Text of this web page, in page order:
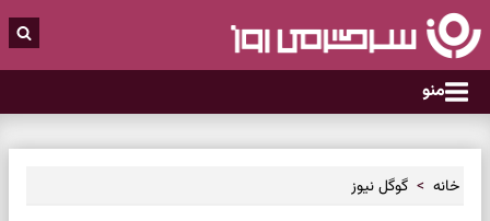
منو
خانه گوگل نیوز